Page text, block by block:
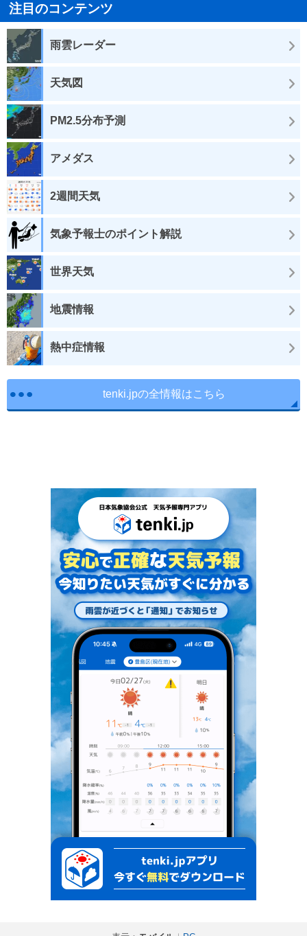
注目のコンテンツ
雨雲レーダー
天気図
PM2.5分布予測
アメダス
2週間天気
気象予報士のポイント解説
世界天気
地震情報
熱中症情報
tenki.jpの全情報はこちら